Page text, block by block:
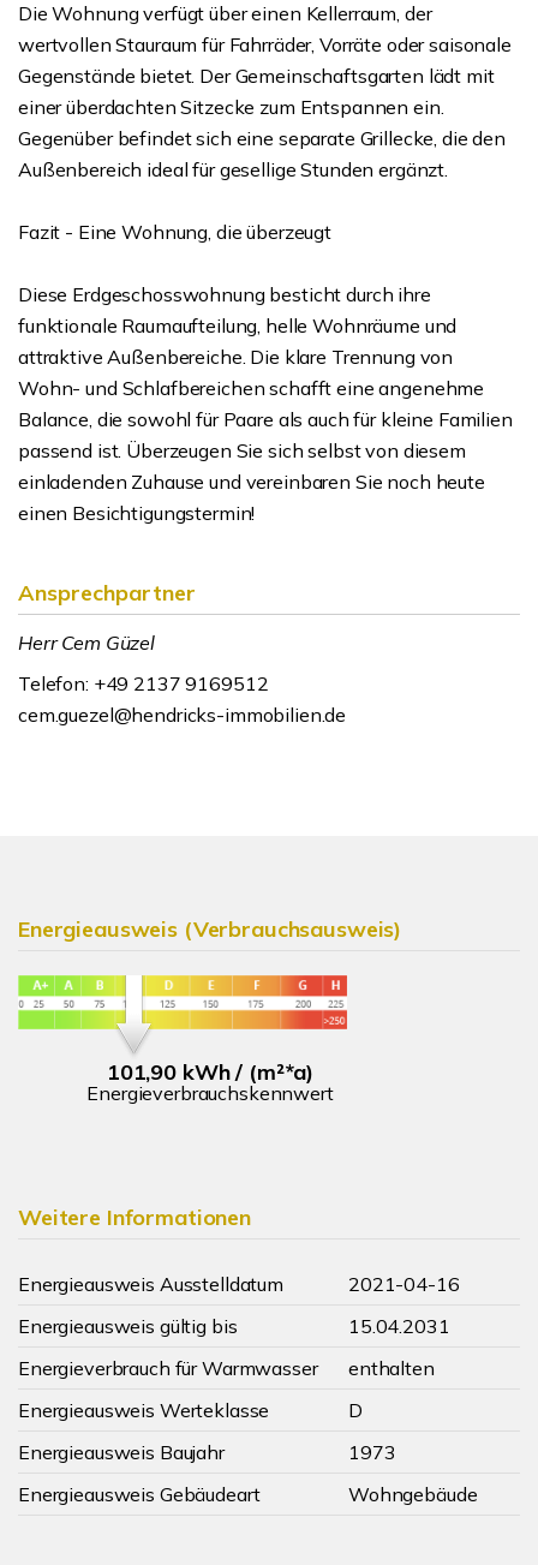
Die Wohnung verfügt über einen Kellerraum, der
wertvollen Stauraum für Fahrräder, Vorräte oder saisonale
Gegenstände bietet. Der Gemeinschaftsgarten lädt mit
einer überdachten Sitzecke zum Entspannen ein.
Gegenüber befindet sich eine separate Grillecke, die den
Außenbereich ideal für gesellige Stunden ergänzt.
Fazit - Eine Wohnung, die überzeugt
Diese Erdgeschosswohnung besticht durch ihre
funktionale Raumaufteilung, helle Wohnräume und
attraktive Außenbereiche. Die klare Trennung von
Wohn- und Schlafbereichen schafft eine angenehme
Balance, die sowohl für Paare als auch für kleine Familien
passend ist. Überzeugen Sie sich selbst von diesem
einladenden Zuhause und vereinbaren Sie noch heute
einen Besichtigungstermin!
Ansprechpartner
Herr Cem Güzel
Telefon: +49 2137 9169512
cem.guezel@hendricks-immobilien.de
Energieausweis (Verbrauchsausweis)
101,90 kWh / (m²*a)
Energieverbrauchskennwert
Weitere Informationen
Energieausweis Ausstelldatum
2021-04-16
Energieausweis gültig bis
15.04.2031
Energieverbrauch für Warmwasser
enthalten
Energieausweis Werteklasse
D
Energieausweis Baujahr
1973
Energieausweis Gebäudeart
Wohngebäude